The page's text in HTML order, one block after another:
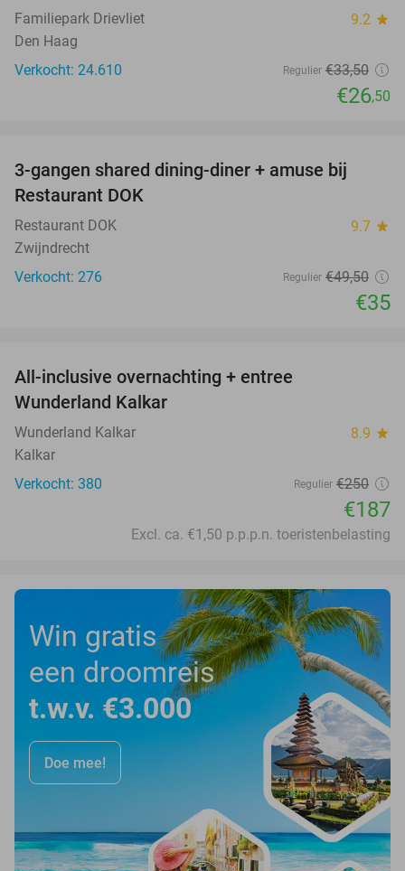
Familiepark Drievliet 9.2 star
Den Haag
Verkocht: 24.610
Regulier €33,50
€26,50
3-gangen shared dining-diner + amuse bij
Restaurant DOK
Restaurant DOK 9.7 star
Zwijndrecht
Verkocht: 276
Regulier €49,50
€35
All-inclusive overnachting + entree
Wunderland Kalkar
Wunderland Kalkar 8.9 star
Kalkar
Verkocht: 380
Regulier €250
€187
Excl. ca. €1,50 p.p.p.n. toeristenbelasting
Win gratis
een droomreis
t.w.v. €3.000
Doe mee!